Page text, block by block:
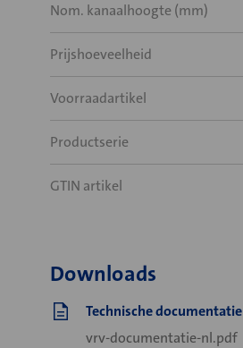
Nom. kanaalhoogte (mm)
Prijshoeveelheid
Voorraadartikel
Productserie
GTIN artikel
Downloads
Technische documentatie
vrv-documentatie-nl.pdf